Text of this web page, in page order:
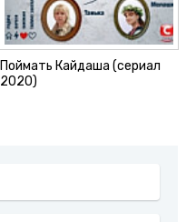
Поймать Кайдаша (сериал
2020)